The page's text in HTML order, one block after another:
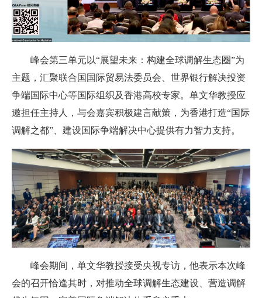
峰会第三单元以“展望未来：构建全球调解生态圈”为
主题，汇聚联合国国际贸易法委员会、世界银行解决投资
争端国际中心等国际组织及香港高校专家。单文华教授应
邀担任主持人，与会嘉宾积极建言献策，为香港打造“国际
调解之都”、建设国际争端解决中心提供有力智力支持。
峰会期间，单文华教授接受央视专访，他表示本次峰
会的召开恰逢其时，对推动全球调解生态建设、营造调解